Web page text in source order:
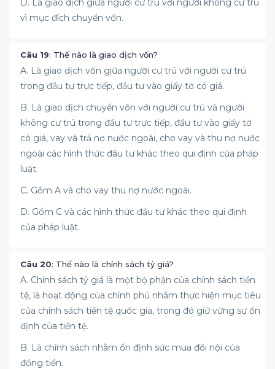
D. Là giao dịch giữa người cư trú với người không cư trú
vì mục đích chuyển vốn.
Câu 19: Thế nào là giao dịch vốn?
A. Là giao dịch vốn giữa người cư trú với người cư trú
trong đầu tư trực tiếp, đầu tư vào giấy tờ có giá.
B. Là giao dịch chuyển vốn với người cư trú và người
không cư trú trong đầu tư trực tiếp, đầu tư vào giấy tờ
có giá, vay và trả nợ nước ngoài, cho vay và thu nợ nước
ngoài các hình thức đầu tư khác theo qui định của pháp
luật.
C. Gồm A và cho vay thu nợ nước ngoài.
D. Gồm C và các hình thức đầu tư khác theo qui định
của pháp luật.
Câu 20: Thế nào là chính sách tỷ giá?
A. Chính sách tỷ giá là một bộ phận của chính sách tiền
tệ, là hoạt động của chính phủ nhằm thực hiện mục tiêu
của chính sách tiền tệ quốc gia, trong đó giữ vững sự ổn
định của tiền tệ.
B. Là chính sách nhằm ổn định sức mua đối nội của
đồng tiền.